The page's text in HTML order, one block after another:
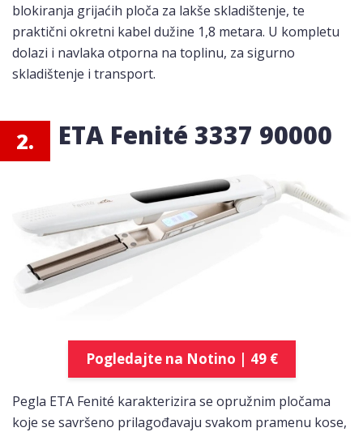
blokiranja grijaćih ploča za lakše skladištenje, te
praktični okretni kabel dužine 1,8 metara. U kompletu
dolazi i navlaka otporna na toplinu, za sigurno
skladištenje i transport.
2. ETA Fenité 3337 90000
Pogledajte na Notino | 49 €
Pegla ETA Fenité karakterizira se opružnim pločama
koje se savršeno prilagođavaju svakom pramenu kose,